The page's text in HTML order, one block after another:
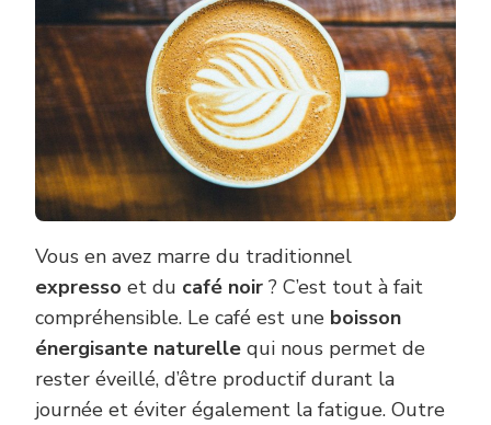
Vous en avez marre du traditionnel
expresso et du café noir ? C’est tout à fait
compréhensible. Le café est une boisson
énergisante naturelle qui nous permet de
rester éveillé, d’être productif durant la
journée et éviter également la fatigue. Outre